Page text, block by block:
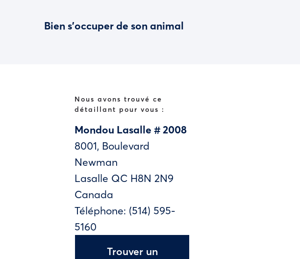
Bien s’occuper de son animal
Nous avons trouvé ce
détaillant pour vous :
Mondou Lasalle # 2008
8001, Boulevard
Newman
Lasalle QC H8N 2N9
Canada
Téléphone: (514) 595-
5160
Trouver un